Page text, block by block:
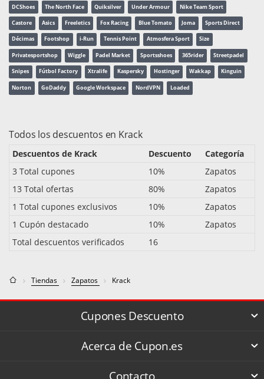
DCShoes The North Face Quiksilver Under Armour Nike Team Sport
Castore Asics Freeletics Fox Racing Blue Tomato Joma Sports Direct
Décimas Footshop i-Run Tennis Point Atmosfera Sport Size
Privatesportshop Wiggle Padel Market Sportsshoes 365rider Streetpadel
Snipes Fútbol Factory Xtralife Kaspersky Hostinger Wakkap Kinguin
Norton GoDaddy Google Workspace NordVPN Loaded
Todos los descuentos en Krack
Descuentos de Krack Descuento
Categoría
3 Total cupones
10%
Zapatos
13 Total ofertas
80%
Zapatos
1 Total cupones exclusivos
10%
Zapatos
1 Cupón destacado
10%
Zapatos
Total descuentos verificados
16
Tiendas Zapatos Krack
Cupones Descuento
Acerca de Cupon.es
Contacto